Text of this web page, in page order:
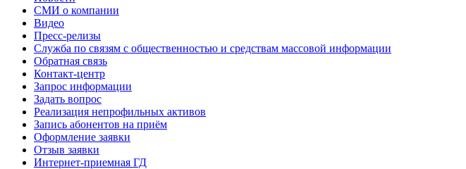
СМИ о компании
Видео
Пресс-релизы
Служба по связям с общественностью и средствам массовой информации
Обратная связь
Контакт-центр
Запрос информации
Задать вопрос
Реализация непрофильных активов
Запись абонентов на приём
Оформление заявки
Отзыв заявки
Интернет-приемная ГД